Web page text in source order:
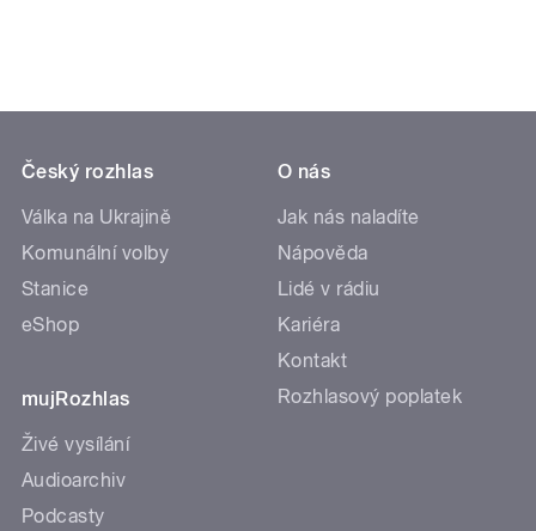
Český rozhlas
Válka na Ukrajině
Komunální volby
Stanice
eShop
mujRozhlas
Živé vysílání
Audioarchiv
Podcasty
O nás
Jak nás naladíte
Nápověda
Lidé v rádiu
Kariéra
Kontakt
Rozhlasový poplatek